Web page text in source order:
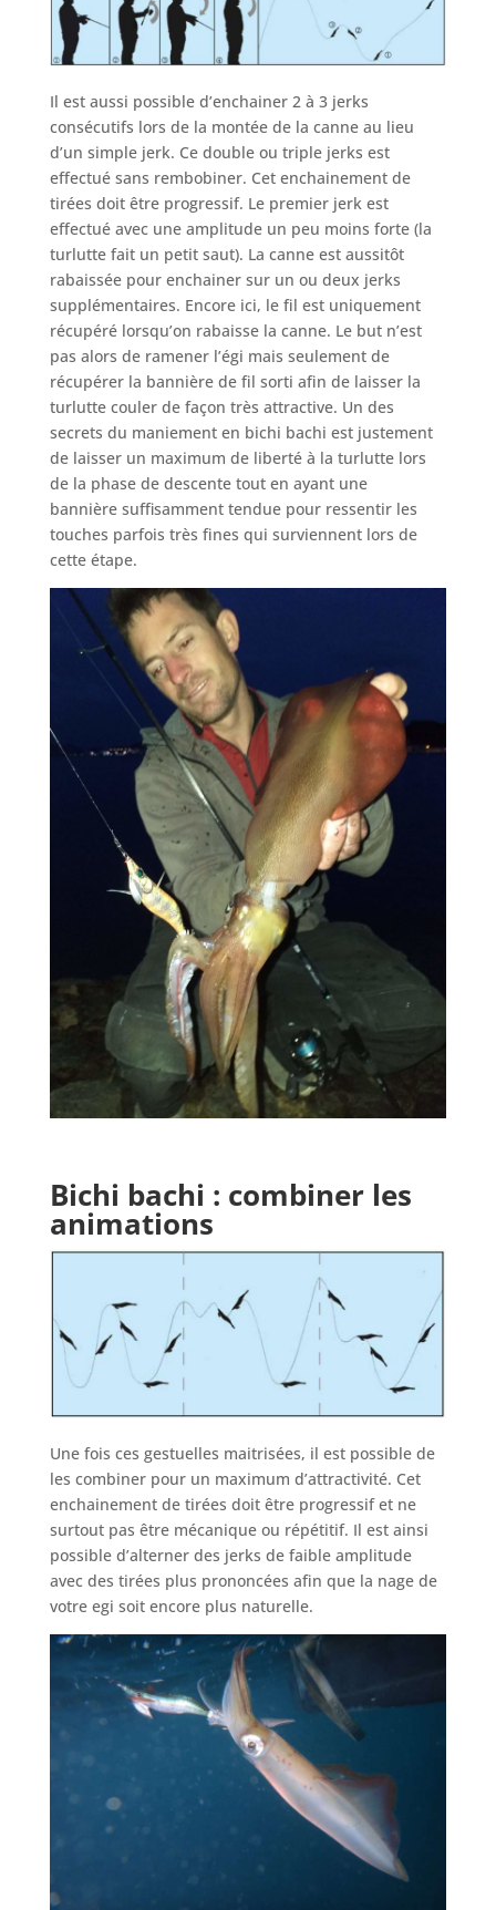
Il est aussi possible d’enchainer 2 à 3 jerks
consécutifs lors de la montée de la canne au lieu
d’un simple jerk. Ce double ou triple jerks est
effectué sans rembobiner. Cet enchainement de
tirées doit être progressif. Le premier jerk est
effectué avec une amplitude un peu moins forte (la
turlutte fait un petit saut). La canne est aussitôt
rabaissée pour enchainer sur un ou deux jerks
supplémentaires. Encore ici, le fil est uniquement
récupéré lorsqu’on rabaisse la canne. Le but n’est
pas alors de ramener l’égi mais seulement de
récupérer la bannière de fil sorti afin de laisser la
turlutte couler de façon très attractive. Un des
secrets du maniement en bichi bachi est justement
de laisser un maximum de liberté à la turlutte lors
de la phase de descente tout en ayant une
bannière suffisamment tendue pour ressentir les
touches parfois très fines qui surviennent lors de
cette étape.
Bichi bachi : combiner les
animations
Une fois ces gestuelles maitrisées, il est possible de
les combiner pour un maximum d’attractivité. Cet
enchainement de tirées doit être progressif et ne
surtout pas être mécanique ou répétitif. Il est ainsi
possible d’alterner des jerks de faible amplitude
avec des tirées plus prononcées afin que la nage de
votre egi soit encore plus naturelle.